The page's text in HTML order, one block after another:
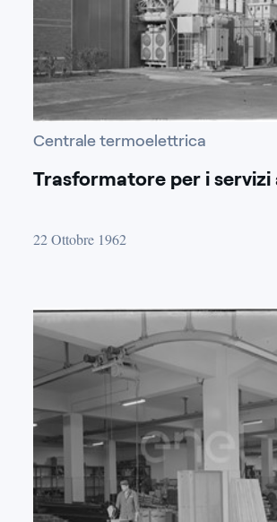
Centrale termoelettrica
Trasformatore per i servizi
22 Ottobre 1962